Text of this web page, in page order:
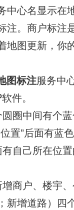
中心名显示在
注。商户标注
地图更新，你
图标注服务中
件。
圈中间有个
置”后面有蓝色
自己所在位
商户、楼宇
新增道路）四